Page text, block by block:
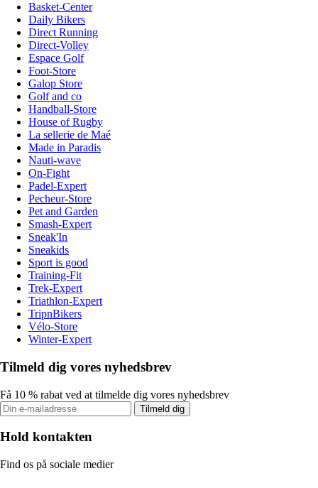
Basket-Center
Daily Bikers
Direct Running
Direct-Volley
Espace Golf
Foot-Store
Galop Store
Golf and co
Handball-Store
House of Rugby
La sellerie de Maé
Made in Paradis
Nauti-wave
On-Fight
Padel-Expert
Pecheur-Store
Pet and Garden
Smash-Expert
Sneak'In
Sneakids
Sport is good
Training-Fit
Trek-Expert
Triathlon-Expert
TripnBikers
Vélo-Store
Winter-Expert
Tilmeld dig vores nyhedsbrev
Få 10 % rabat ved at tilmelde dig vores nyhedsbrev
Tilmeld dig
Hold kontakten
Find os på sociale medier